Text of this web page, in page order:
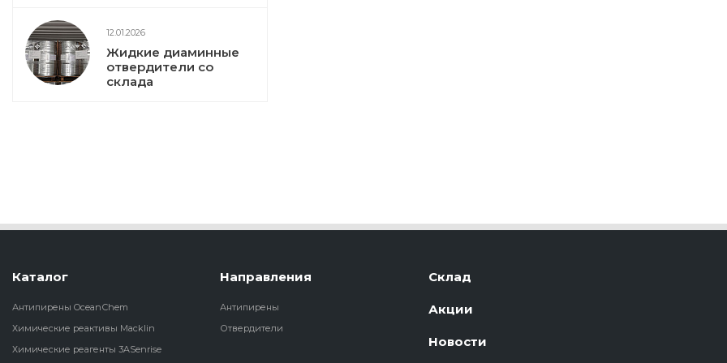
12.01.2026
Жидкие диаминные
отвердители со
склада
Каталог
Антипирены OceanСhem
Химические реактивы Macklin
Химические реагенты 3ASenrise
Направления
Антипирены
Отвердители
Склад
Акции
Новости